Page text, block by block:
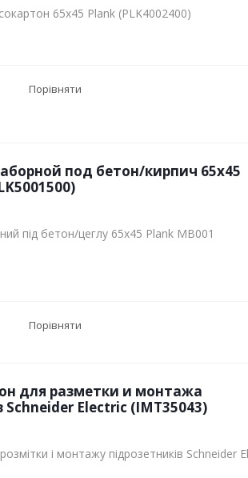
65х45 Plank (PLK4002400)
Порівняти
под бетон/кирпич 65х45
під бетон/цеглу 65х45 Plank MB001
Порівняти
для разметки и монтажа
Electric (IMT35043)
і монтажу підрозетників Schneider